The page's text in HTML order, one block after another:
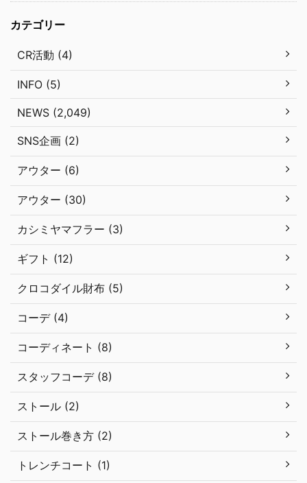
カテゴリー
CR活動 (4)
INFO (5)
NEWS (2,049)
SNS企画 (2)
アウター (6)
アウター (30)
カシミヤマフラー (3)
ギフト (12)
クロコダイル財布 (5)
コーデ (4)
コーディネート (8)
スタッフコーデ (8)
ストール (2)
ストール巻き方 (2)
トレンチコート (1)